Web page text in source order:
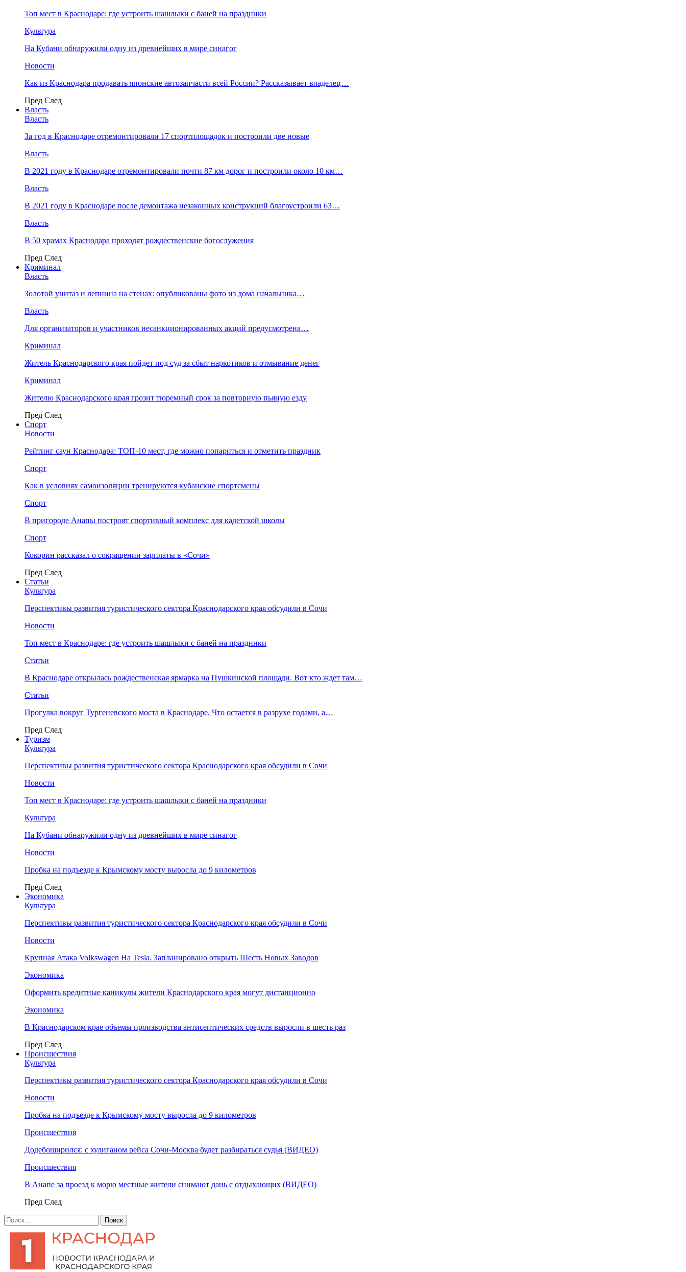
Топ мест в Краснодаре: где устроить шашлыки с баней на праздники
Культура
На Кубани обнаружили одну из древнейших в мире синагог
Новости
Как из Краснодара продавать японские автозапчасти всей России? Рассказывает владелец…
Пред След
Власть
Власть
За год в Краснодаре отремонтировали 17 спортплощадок и построили две новые
Власть
В 2021 году в Краснодаре отремонтировали почти 87 км дорог и построили около 10 км…
Власть
В 2021 году в Краснодаре после демонтажа незаконных конструкций благоустроили 63…
Власть
В 50 храмах Краснодара проходят рождественские богослужения
Пред След
Криминал
Власть
​Золотой унитаз и лепнина на стенах: опубликованы фото из дома начальника…
Власть
Для организаторов и участников несанкционированных акций предусмотрена…
Криминал
Житель Краснодарского края пойдет под суд за сбыт наркотиков и отмывание денег
Криминал
Жителю Краснодарского края грозит тюремный срок за повторную пьяную езду
Пред След
Спорт
Новости
Рейтинг саун Краснодара: ТОП-10 мест, где можно попариться и отметить праздник
Спорт
Как в условиях самоизоляции тренируются кубанские спортсмены
Спорт
В пригороде Анапы построят спортивный комплекс для кадетской школы
Спорт
Кокорин рассказал о сокращении зарплаты в «Сочи»
Пред След
Статьи
Культура
Перспективы развития туристического сектора Краснодарского края обсудили в Сочи
Новости
Топ мест в Краснодаре: где устроить шашлыки с баней на праздники
Статьи
В Краснодаре открылась рождественская ярмарка на Пушкинской площади. Вот кто ждет там…
Статьи
Прогулка вокруг Тургеневского моста в Краснодаре. Что остается в разрухе годами, а…
Пред След
Туризм
Культура
Перспективы развития туристического сектора Краснодарского края обсудили в Сочи
Новости
Топ мест в Краснодаре: где устроить шашлыки с баней на праздники
Культура
На Кубани обнаружили одну из древнейших в мире синагог
Новости
Пробка на подъезде к Крымскому мосту выросла до 9 километров
Пред След
Экономика
Культура
Перспективы развития туристического сектора Краснодарского края обсудили в Сочи
Новости
Крупная Атака Volkswagen На Tesla. Запланировано открыть Шесть Новых Заводов
Экономика
Оформить кредитные каникулы жители Краснодарского края могут дистанционно
Экономика
В Краснодарском крае объемы производства антисептических средств выросли в шесть раз
Пред След
Происшествия
Культура
Перспективы развития туристического сектора Краснодарского края обсудили в Сочи
Новости
Пробка на подъезде к Крымскому мосту выросла до 9 километров
Происшествия
Додебоширился: с хулиганом рейса Сочи-Москва будет разбираться судья (ВИДЕО)
Происшествия
В Анапе за проезд к морю местные жители снимают дань с отдыхающих (ВИДЕО)
Пред След